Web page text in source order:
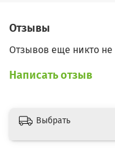
Отзывы
Отзывов еще никто не
Написать отзыв
Выбрать